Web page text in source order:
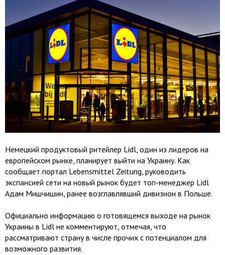
Немецкий продуктовый ритейлер Lidl, один из лидеров на
европейском рынке, планирует выйти на Украину. Как
сообщает портал Lebensmittel Zeitung, руководить
экспансией сети на новый рынок будет топ-менеджер Lidl
Адам Мишчишин, ранее возглавлявший дивизион в Польше.
Официально информацию о готовящемся выходе на рынок
Украины в Lidl не комментируют, отмечая, что
рассматривают страну в числе прочих с потенциалом для
возможного развития.